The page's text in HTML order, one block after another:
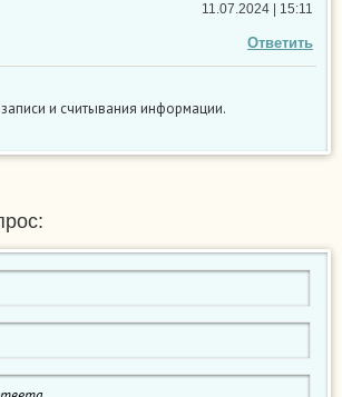
Ответить
11.07.2024 | 15:11
и считывания информации.